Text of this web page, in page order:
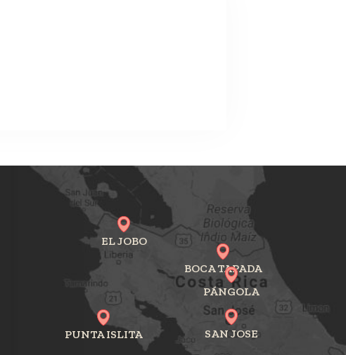
PUNTA ISLITA
BOCA TAPADA
SAN JOSE
EL JOBO
PÁNGOLA